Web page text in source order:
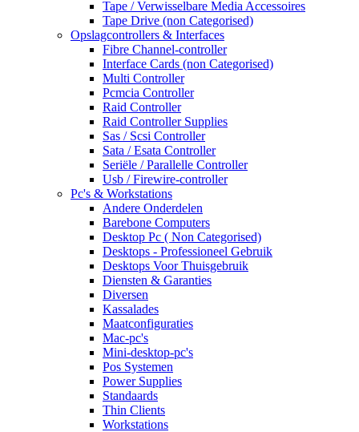
Tape / Verwisselbare Media Accessoires
Tape Drive (non Categorised)
Opslagcontrollers & Interfaces
Fibre Channel-controller
Interface Cards (non Categorised)
Multi Controller
Pcmcia Controller
Raid Controller
Raid Controller Supplies
Sas / Scsi Controller
Sata / Esata Controller
Seriële / Parallelle Controller
Usb / Firewire-controller
Pc's & Workstations
Andere Onderdelen
Barebone Computers
Desktop Pc ( Non Categorised)
Desktops - Professioneel Gebruik
Desktops Voor Thuisgebruik
Diensten & Garanties
Diversen
Kassalades
Maatconfiguraties
Mac-pc's
Mini-desktop-pc's
Pos Systemen
Power Supplies
Standaards
Thin Clients
Workstations